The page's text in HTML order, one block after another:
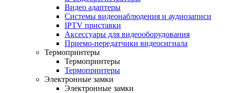
Видео адаптеры
Системы видеонаблюдения и аудиозаписи
IPTV приставки
Аксессуары для видеооборудования
Приемо-передатчики видеосигнала
Термопринтеры
Термопринтеры
Термопринтеры
Электронные замки
Электронные замки